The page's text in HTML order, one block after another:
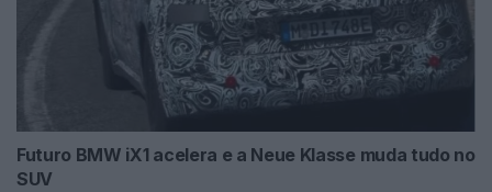
Futuro BMW iX1 acelera e a Neue Klasse muda tudo no
SUV